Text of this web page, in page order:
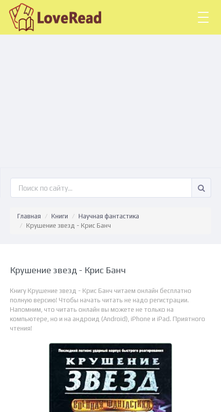
Главная Книги
Научная фантастика
Крушение звезд - Крис Банч
Крушение звезд - Крис Банч
Книгу Крушение звезд - Крис Банч читаем онлайн бесплатно
полную версию! Чтобы начать читать не надо регистрации.
Напомним, что читать онлайн вы можете не только на
компьютере, но и на андроид (Android), iPhone и iPad. Приятного
чтения!